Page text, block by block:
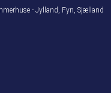
- Jylland, Fyn, Sjælland